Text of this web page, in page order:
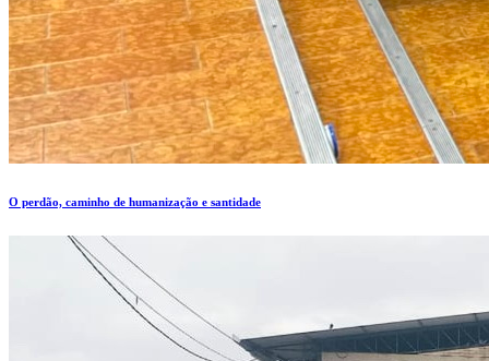
O perdão, caminho de humanização e santidade